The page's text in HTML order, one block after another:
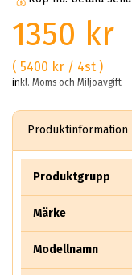
1350 kr
( 5400 kr / 4st )
inkl. Moms och Miljöavgift
Produktinformation
Produktgrupp
Märke
Modellnamn